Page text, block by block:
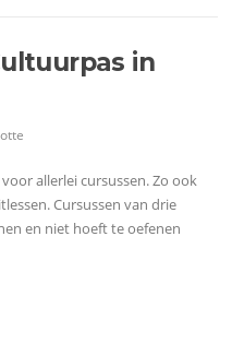
in
allerlei cursussen. Zo ook
Cursussen van drie
en niet hoeft te oefenen